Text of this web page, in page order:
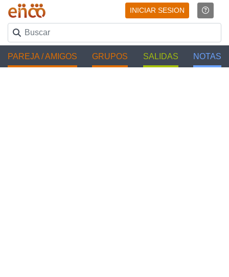
INICIAR SESION
PAREJA / AMIGOS GRUPOS SALIDAS NOTAS